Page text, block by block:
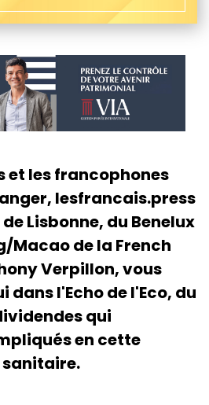
et les francophones
lesfrancais.press
Lisbonne, du Benelux
Macao de la French
Verpillon, vous
dans l'Echo de l'Eco, du
qui
en cette
sanitaire.